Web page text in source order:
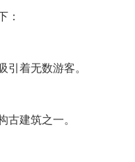
：
着无数游客。
建筑之一。